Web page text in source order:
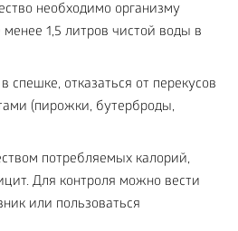
необходимо организму
1,5 литров чистой воды в
спешке, отказаться от перекусов
(пирожки, бутерброды,
потребляемых калорий,
Для контроля можно вести
или пользоваться